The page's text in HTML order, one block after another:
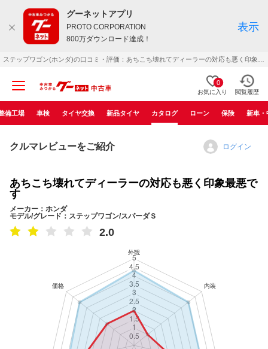
グーネットアプリ
PROTO CORPORATION
800万ダウンロード達成！
表示
0
お気に入り 閲覧履歴
備工場 車検 タイヤ交換 新品タイヤ カタログ ローン 保険 新車・
クルマレビューをご紹介 ログイン
あちこち壊れてディーラーの対応も悪く印象最悪で
す
メーカー：ホンダ
モデル/グレード：ステップワゴン/スパーダＳ
2.0